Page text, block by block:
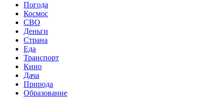
Погода
Космос
СВО
Деньги
Страна
Еда
Транспорт
Кино
Дача
Природа
Образование